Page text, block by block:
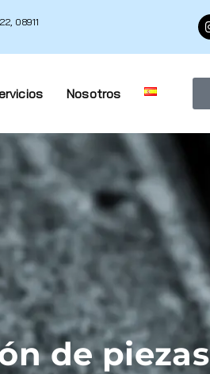
08911
Nosotros
de piezas